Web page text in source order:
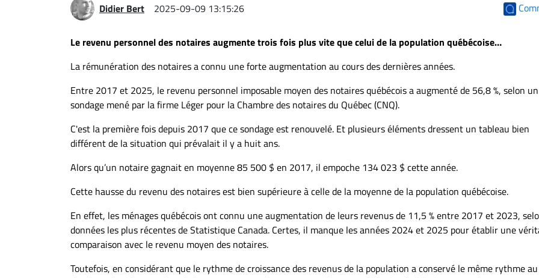
recrutements
TROUVEZ-
Didier Bert 2025-09-09 13:15:26
Le revenu personnel des notaires augmente trois fois plus vite que celui de la population québécoise…
La rémunération des notaires a connu une forte augmentation au cours des dernières années.
Entre 2017 et 2025, le revenu personnel imposable moyen des notaires québécois a augmenté de 56,8 %, selon un
sondage mené par la firme Léger pour la Chambre des notaires du Québec (CNQ).
C'est la première fois depuis 2017 que ce sondage est renouvelé. Et plusieurs éléments dressent un tableau bien
différent de la situation qui prévalait il y a huit ans.
Alors qu’un notaire gagnait en moyenne 85 500 $ en 2017, il empoche 134 023 $ cette année.
Cette hausse du revenu des notaires est bien supérieure à celle de la moyenne de la population québécoise.
En effet, les ménages québécois ont connu une augmentation de leurs revenus de 11,5 % entre 2017 et 2023,
données les plus récentes de Statistique Canada. Certes, il manque les années 2024 et 2025 pour établir une
comparaison avec le revenu moyen des notaires.
Toutefois, en considérant que le rythme de croissance des revenus de la population a conservé le même rythme